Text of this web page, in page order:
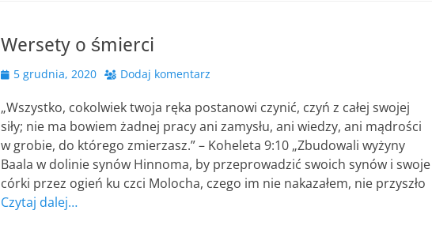
Wersety o śmierci
Opublikowano
5 grudnia, 2020 Dodaj komentarz
„Wszystko, cokolwiek twoja ręka postanowi czynić, czyń z całej swojej
siły; nie ma bowiem żadnej pracy ani zamysłu, ani wiedzy, ani mądrości
w grobie, do którego zmierzasz.” – Koheleta 9:10 „Zbudowali wyżyny
Baala w dolinie synów Hinnoma, by przeprowadzić swoich synów i swoje
córki przez ogień ku czci Molocha, czego im nie nakazałem, nie przyszło
Czytaj dalej…